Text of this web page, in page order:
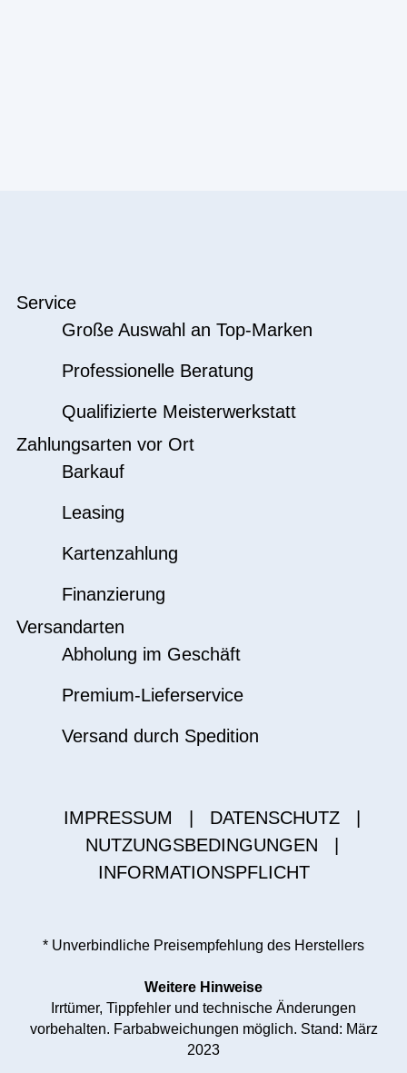
Service
Große Auswahl an Top-Marken
Professionelle Beratung
Qualifizierte Meisterwerkstatt
Zahlungsarten vor Ort
Barkauf
Leasing
Kartenzahlung
Finanzierung
Versandarten
Abholung im Geschäft
Premium-Lieferservice
Versand durch Spedition
IMPRESSUM DATENSCHUTZ
NUTZUNGSBEDINGUNGEN
INFORMATIONSPFLICHT
* Unverbindliche Preisempfehlung des Herstellers
Weitere Hinweise
Irrtümer, Tippfehler und technische Änderungen
vorbehalten. Farbabweichungen möglich. Stand: März
2023